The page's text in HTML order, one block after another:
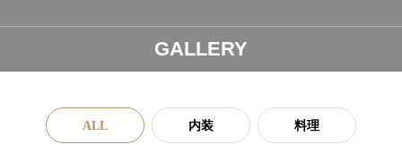
GALLERY
ALL 内装 料理